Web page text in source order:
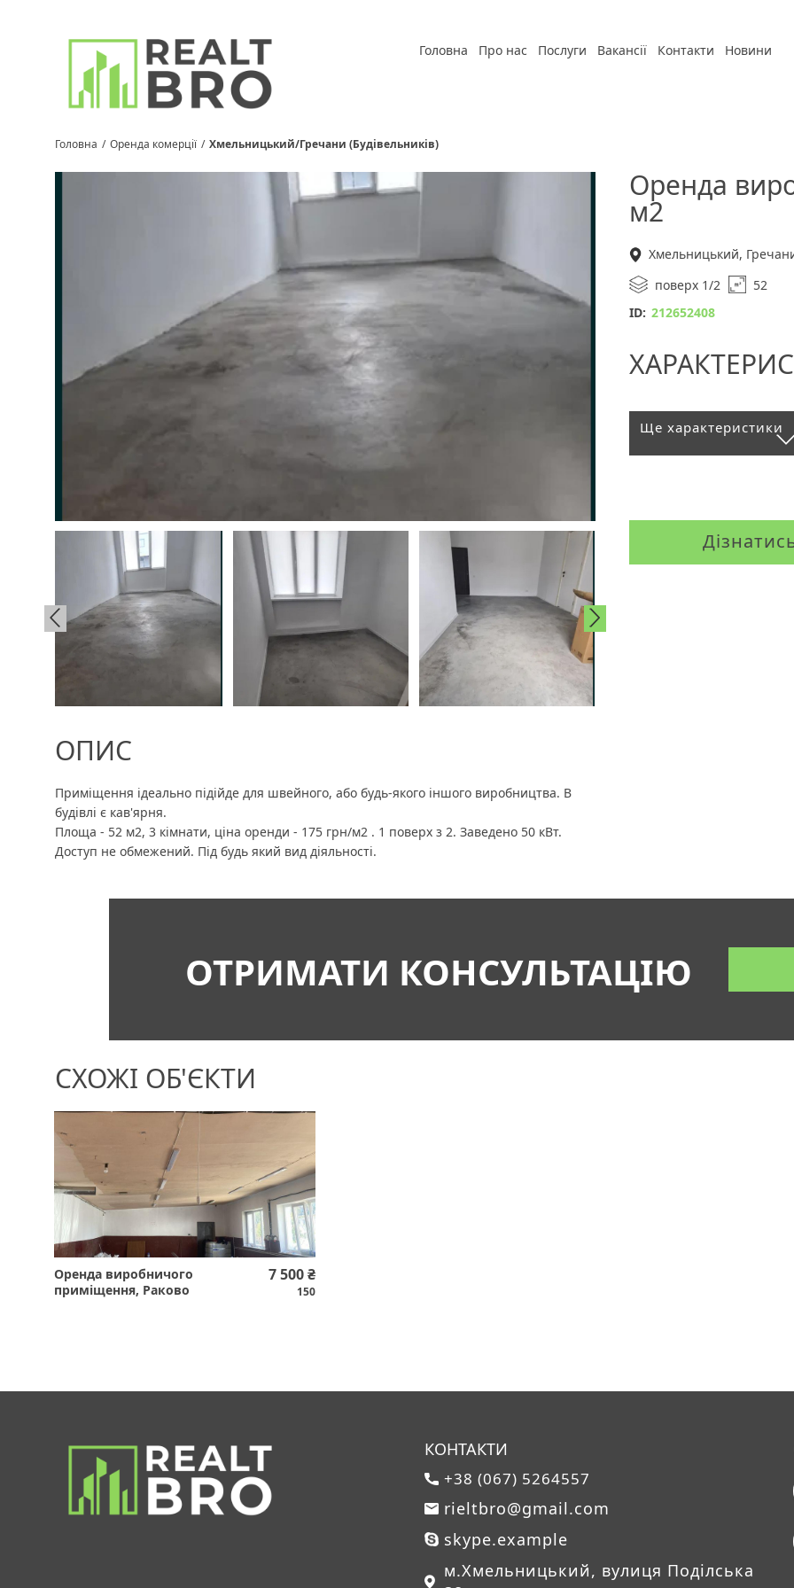
Головна Про нас Послуги Вакансії Контакти Новини
Головна / Оренда комерції / Хмельницький/Гречани (Будівельників)
ОПИС
Приміщення ідеально підійде для швейного, або будь-якого іншого виробництва. В
будівлі є кав'ярня.
Площа - 52 м2, 3 кімнати, ціна оренди - 175 грн/м2 . 1 поверх з 2. Заведено 50 кВт.
Доступ не обмежений. Під будь який вид діяльності.
Оренда
м2
Хмельницький,
поверх 1/2
52
ID: 212652408
Ще характеристики
ОТРИМАТИ КОНСУЛЬТАЦІЮ
СХОЖІ ОБ'ЄКТИ
Оренда виробничого
приміщення, Раково
7 500 ₴
150
КОНТАКТИ
+38 (067) 5264557
rieltbro@gmail.com
skype.example
м.Хмельницький, вулиця Поділська